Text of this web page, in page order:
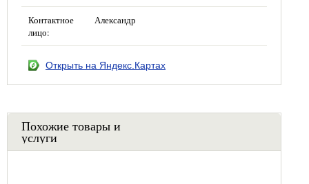
Контактное
лицо:
Александр
Открыть на Яндекс.Картах
Похожие товары и
услуги